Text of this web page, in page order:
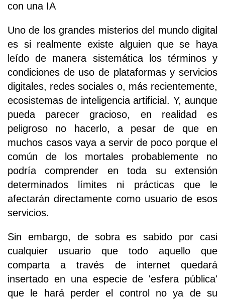
con una IA
Uno de los grandes misterios del mundo digital
es si realmente existe alguien que se haya
leído de manera sistemática los términos y
condiciones de uso de plataformas y servicios
digitales, redes sociales o, más recientemente,
ecosistemas de inteligencia artificial. Y, aunque
pueda parecer gracioso, en realidad es
peligroso no hacerlo, a pesar de que en
muchos casos vaya a servir de poco porque el
común de los mortales probablemente no
podría comprender en toda su extensión
determinados límites ni prácticas que le
afectarán directamente como usuario de esos
servicios.
Sin embargo, de sobra es sabido por casi
cualquier usuario que todo aquello que
comparta a través de internet quedará
insertado en una especie de 'esfera pública'
que le hará perder el control no ya de su